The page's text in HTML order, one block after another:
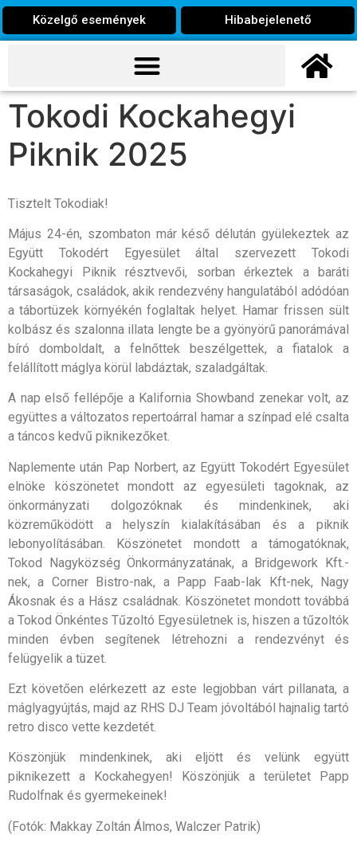
Közelgő események Hibabejelenető
Tokodi Kockahegyi
Piknik 2025
Tisztelt Tokodiak!
Május 24-én, szombaton már késő délután gyülekeztek az
Együtt Tokodért Egyesület által szervezett Tokodi
Kockahegyi Piknik résztvevői, sorban érkeztek a baráti
társaságok, családok, akik rendezvény hangulatából adódóan
a tábortüzek környékén foglaltak helyet. Hamar frissen sült
kolbász és szalonna illata lengte be a gyönyörű panorámával
bíró domboldalt, a felnőttek beszélgettek, a fiatalok a
felállított máglya körül labdáztak, szaladgáltak.
A nap első fellépője a Kalifornia Showband zenekar volt, az
együttes a változatos repertoárral hamar a színpad elé csalta
a táncos kedvű piknikezőket.
Naplemente után Pap Norbert, az Együtt Tokodért Egyesület
elnöke köszönetet mondott az egyesületi tagoknak, az
önkormányzati dolgozóknak és mindenkinek, aki
közreműködött a helyszín kialakításában és a piknik
lebonyolításában. Köszönetet mondott a támogatóknak,
Tokod Nagyközség Önkormányzatának, a Bridgework Kft.-
nek, a Corner Bistro-nak, a Papp Faab-lak Kft-nek, Nagy
Ákosnak és a Hász családnak. Köszönetet mondott továbbá
a Tokod Önkéntes Tűzoltó Egyesületnek is, hiszen a tűzoltók
minden évben segítenek létrehozni a rendezvényt és
felügyelik a tüzet.
Ezt követően elérkezett az este legjobban várt pillanata, a
máglyagyújtás, majd az RHS DJ Team jóvoltából hajnalig tartó
retro disco vette kezdetét.
Köszönjük mindenkinek, aki eljött és velünk együtt
piknikezett a Kockahegyen! Köszönjük a területet Papp
Rudolfnak és gyermekeinek!
(Fotók: Makkay Zoltán Álmos, Walczer Patrik)